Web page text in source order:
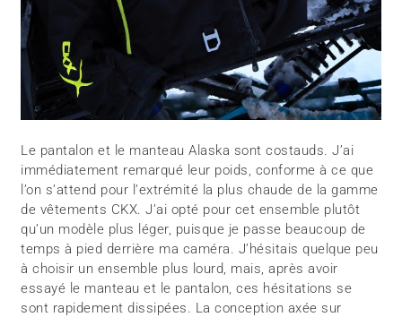
Le pantalon et le manteau Alaska sont costauds. J’ai
immédiatement remarqué leur poids, conforme à ce que
l’on s’attend pour l’extrémité la plus chaude de la gamme
de vêtements CKX. J’ai opté pour cet ensemble plutôt
qu’un modèle plus léger, puisque je passe beaucoup de
temps à pied derrière ma caméra. J’hésitais quelque peu
à choisir un ensemble plus lourd, mais, après avoir
essayé le manteau et le pantalon, ces hésitations se
sont rapidement dissipées. La conception axée sur